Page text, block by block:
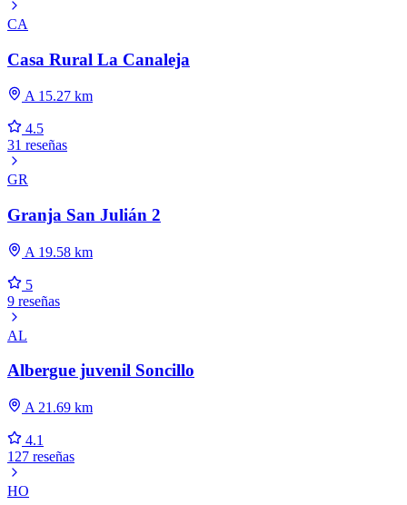
CA
Casa Rural La Canaleja
A 15.27 km
4.5
31 reseñas
GR
Granja San Julián 2
A 19.58 km
5
9 reseñas
AL
Albergue juvenil Soncillo
A 21.69 km
4.1
127 reseñas
HO